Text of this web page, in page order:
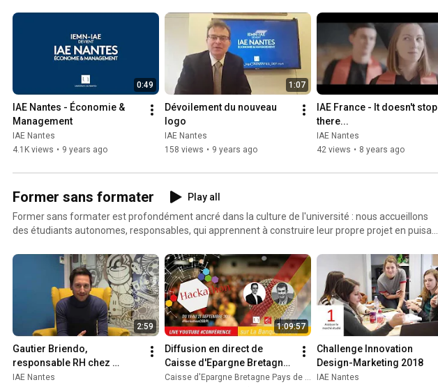
0:49
IAE Nantes - Économie &
Management
IAE Nantes
4.1K views • 9 years ago
1:07
Dévoilement du nouveau
logo
IAE Nantes
158 views • 9 years ago
IAE France - It doesn't stop
there...
IAE Nantes
42 views • 8 years ago
Former sans formater
Play all
Former sans formater est profondément ancré dans la culture de l'université : nous accueillons
des étudiants autonomes, responsables, qui apprennent à construire leur propre projet en puisant
enseignants-chercheurs mettent en œuvre une pédagogie qui conduit chacun, non seulement à
acquérir des compétences mais aussi le recul critique nécessaire pour aborder des situations
nouvelles et être capable de les résoudre.
2:59
Gautier Briendo,
responsable RH chez
Lengow, diplômé du M2
IAE Nantes
1:09:57
Diffusion en direct de
Caisse d'Epargne Bretagne
Pays de Loire
Caisse d'Epargne Bretagne Pays de Loire
Challenge Innovation
Design-Marketing 2018
IAE Nantes